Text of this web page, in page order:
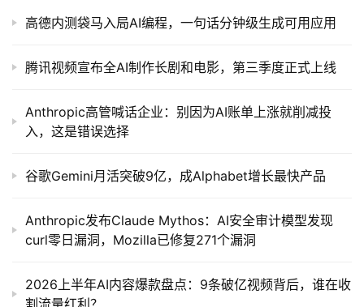
架
告
高德内测袋马入局AI编程，一句话分钟级生成可用应用
腾讯视频宣布全AI制作长剧和电影，第三季度正式上线
Anthropic高管喊话企业：别因为AI账单上涨就削减投
入，这是错误选择
谷歌Gemini月活突破9亿，成Alphabet增长最快产品
Anthropic发布Claude Mythos：AI安全审计模型发现
curl零日漏洞，Mozilla已修复271个漏洞
2026上半年AI内容爆款盘点：9条破亿视频背后，谁在收